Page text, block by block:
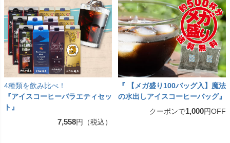
4種類を飲み比べ！
『アイスコーヒーバラエティセッ
ト』
7,558円（税込）
『 【メガ盛り100バッグ入】魔法
の水出しアイスコーヒーバッグ』
クーポンで1,000円OFF